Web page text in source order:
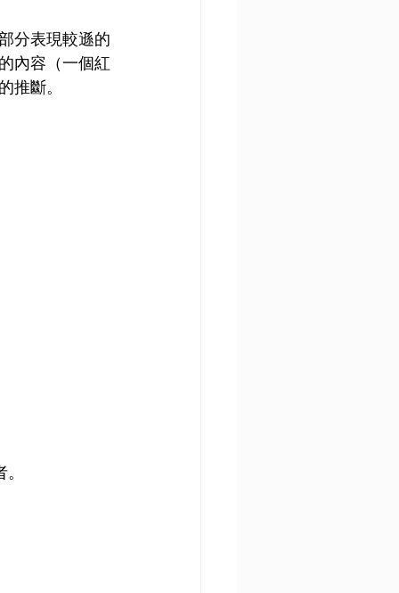
分表現較遜的
內容（一個紅
推斷。